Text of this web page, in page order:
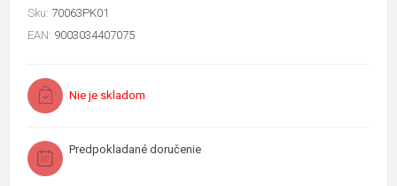
Sku: 70063PK01
EAN: 9003034407075
Nie je skladom
Predpokladané doručenie